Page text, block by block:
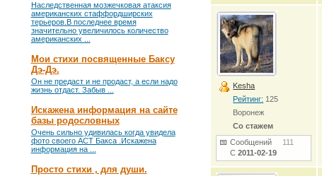
Наследственная мозжечковая атаксия
американских стаффордширских
терьеров.В последнее время
значительно увеличилось количество
американских ...
Мои стихи посвященные Баксу
Дэ-Дэ.
Он не предаст и не продаст, а если надо
жизнь отдаст. Забыв ...
Искажена информация на сайте
базы родословных
Очень сильно удивилась когда увидела
фото своего АСТ Бакса .Искажена
информация на ...
Просто стихи , для души.
Kesha
Рейтинг: 125
Воронеж
Со стажем
Сообщений 111
С2011-02-19